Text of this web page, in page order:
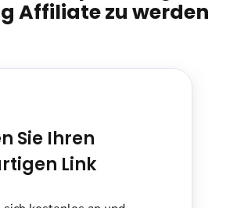
Affiliate zu werden
Sie Ihren
Link